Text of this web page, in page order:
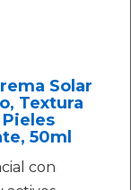
Solar
Textura
50ml
con